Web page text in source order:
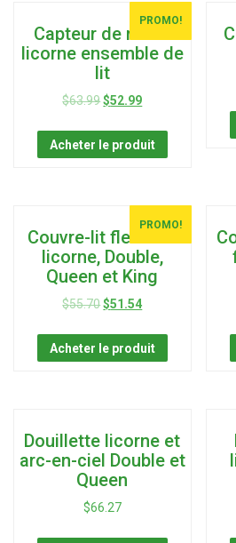
PROMO!
Capteur de rêves
licorne ensemble de
lit
$63.99$52.99
Acheter le produit
PROMO!
Couvre-lit fleurs et
licorne, Double,
Queen et King
$55.70$51.54
Acheter le produit
Douillette licorne et
arc-en-ciel Double et
Queen
$66.27